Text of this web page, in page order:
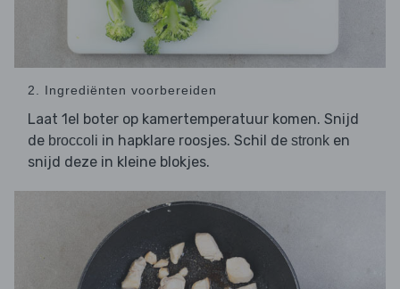
2. Ingrediënten voorbereiden
Laat 1el boter op kamertemperatuur komen. Snijd
de broccoli in hapklare roosjes. Schil de stronk en
snijd deze in kleine blokjes.